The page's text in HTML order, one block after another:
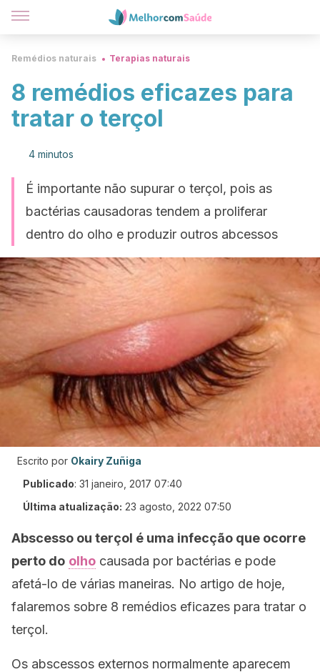
Remédios naturais Terapias naturais
8 remédios eficazes para
tratar o terçol
4 minutos
É importante não supurar o terçol, pois as
bactérias causadoras tendem a proliferar
dentro do olho e produzir outros abcessos
Escrito por Okairy Zuñiga
Publicado: 31 janeiro, 2017 07:40
Última atualização: 23 agosto, 2022 07:50
Abscesso ou terçol é uma infecção que ocorre
perto do olho causada por bactérias e pode
afetá-lo de várias maneiras. No artigo de hoje,
falaremos sobre 8 remédios eficazes para tratar o
terçol.
Os abscessos externos normalmente aparecem